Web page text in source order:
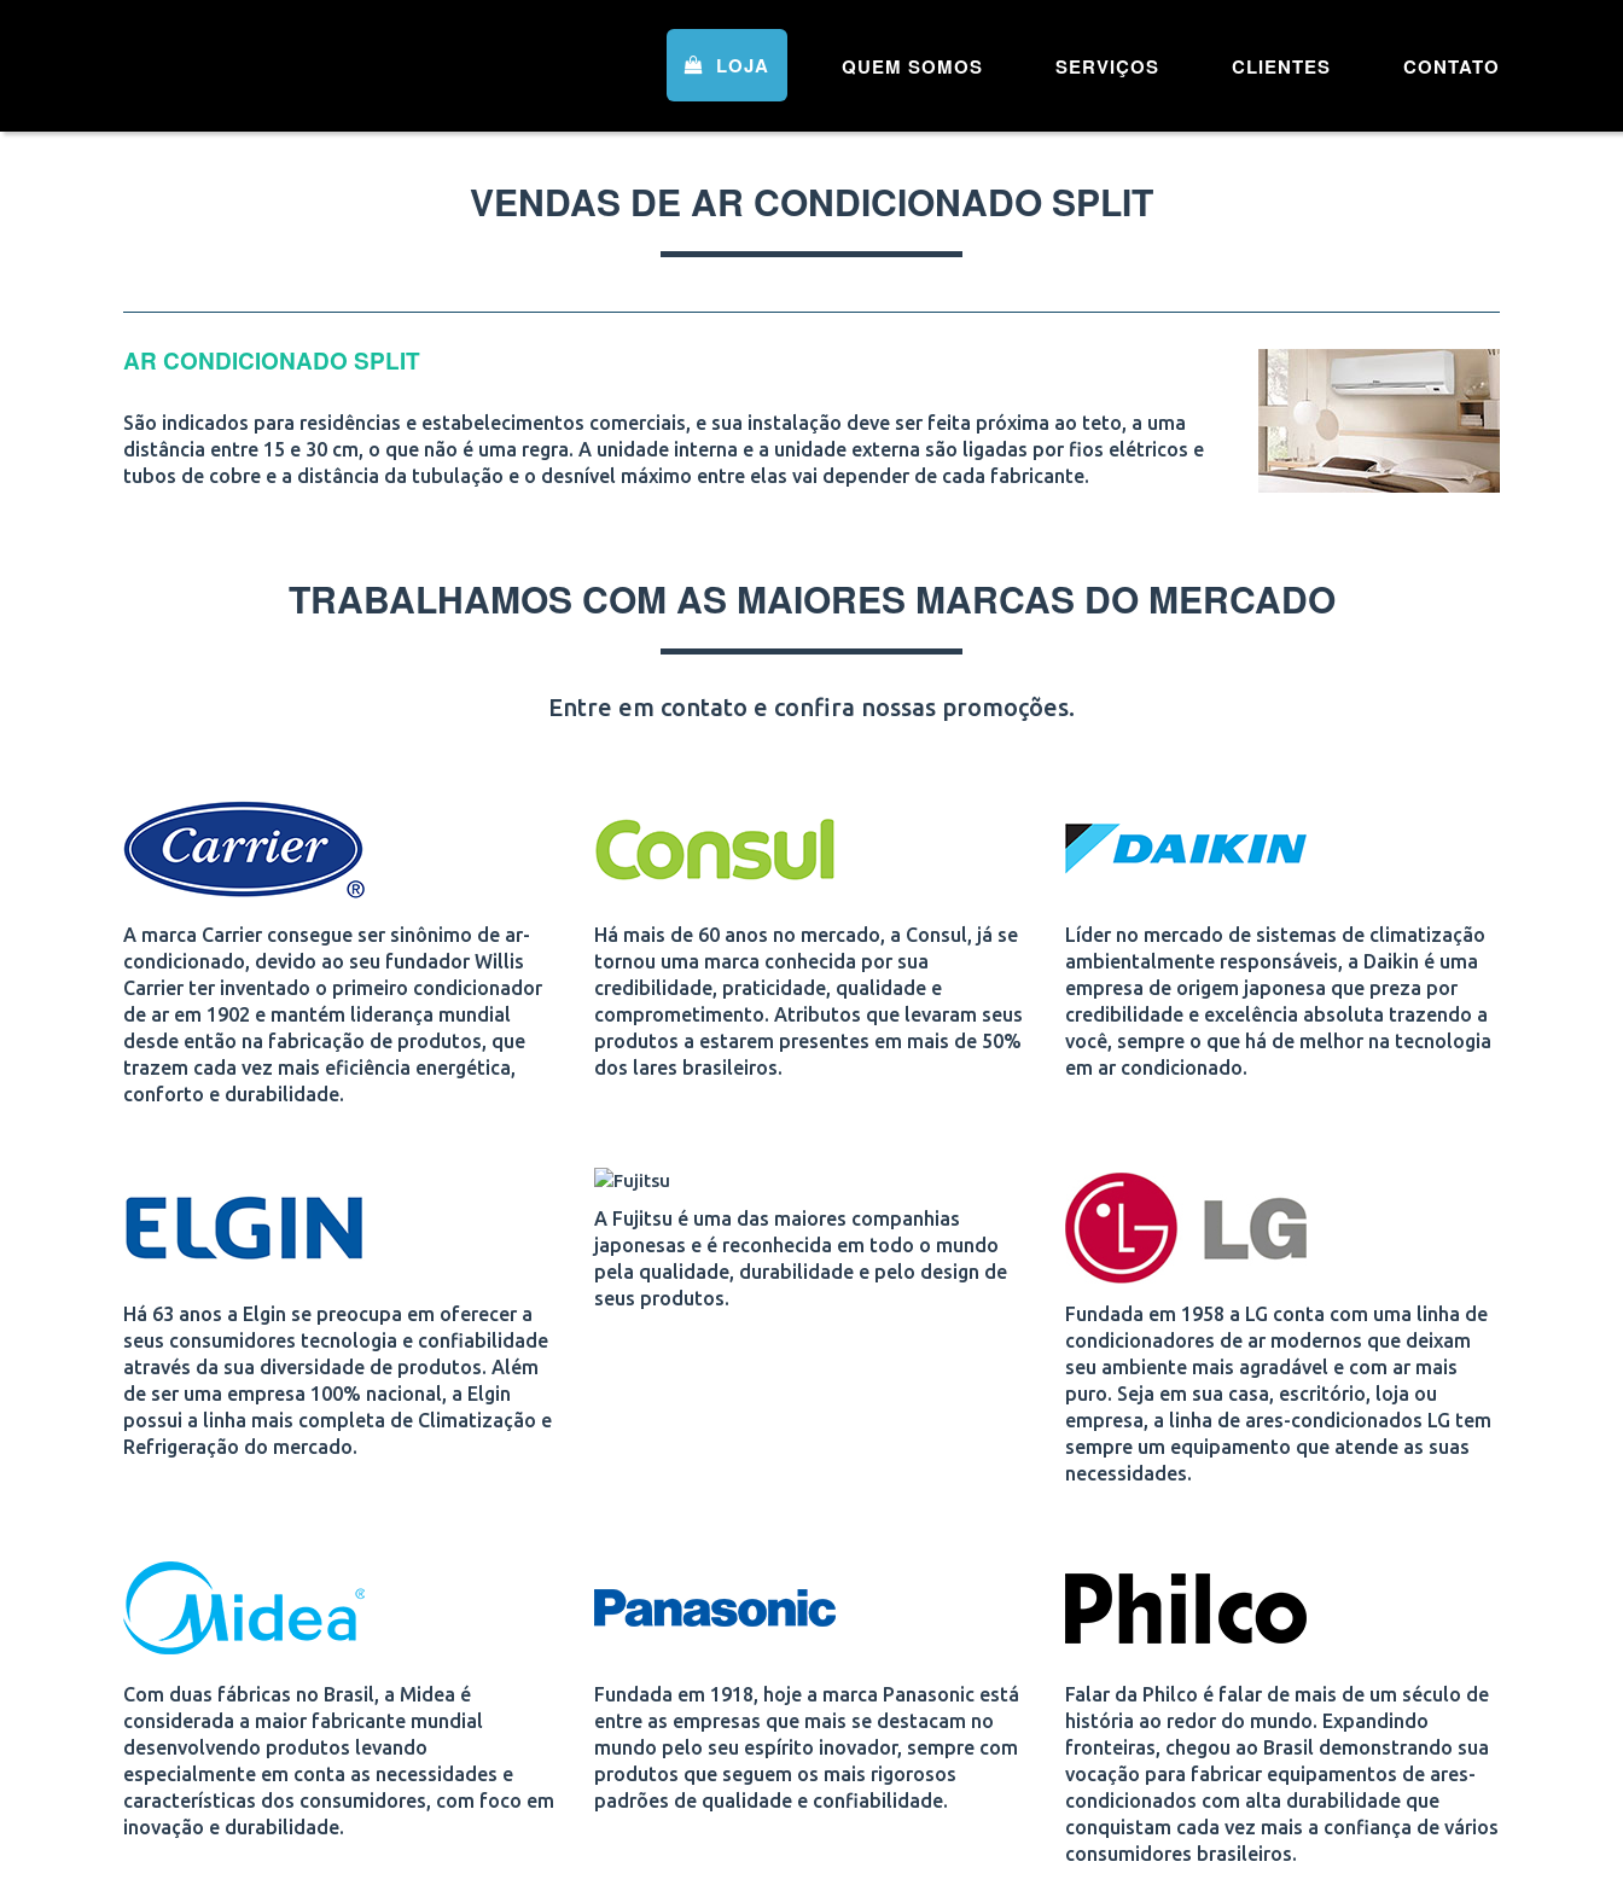
LOJA QUEM SOMOS SERVIÇOS CLIENTES CONTATO
VENDAS DE AR CONDICIONADO SPLIT
AR CONDICIONADO SPLIT
São indicados para residências e estabelecimentos comerciais, e sua instalação deve ser feita próxima ao teto, a uma
distância entre 15 e 30 cm, o que não é uma regra. A unidade interna e a unidade externa são ligadas por fios elétricos e
tubos de cobre e a distância da tubulação e o desnível máximo entre elas vai depender de cada fabricante.
TRABALHAMOS COM AS MAIORES MARCAS DO MERCADO
Entre em contato e confira nossas promoções.
A marca Carrier consegue ser sinônimo de ar-
condicionado, devido ao seu fundador Willis
Carrier ter inventado o primeiro condicionador
de ar em 1902 e mantém liderança mundial
desde então na fabricação de produtos, que
trazem cada vez mais eficiência energética,
conforto e durabilidade.
Há mais de 60 anos no mercado, a Consul, já se
tornou uma marca conhecida por sua
credibilidade, praticidade, qualidade e
comprometimento. Atributos que levaram seus
produtos a estarem presentes em mais de 50%
dos lares brasileiros.
Líder no mercado de sistemas de climatização
ambientalmente responsáveis, a Daikin é uma
empresa de origem japonesa que preza por
credibilidade e excelência absoluta trazendo a
você, sempre o que há de melhor na tecnologia
em ar condicionado.
Há 63 anos a Elgin se preocupa em oferecer a
seus consumidores tecnologia e confiabilidade
através da sua diversidade de produtos. Além
de ser uma empresa 100% nacional, a Elgin
possui a linha mais completa de Climatização e
Refrigeração do mercado.
A Fujitsu é uma das maiores companhias
japonesas e é reconhecida em todo o mundo
pela qualidade, durabilidade e pelo design de
seus produtos.
Fundada em 1958 a LG conta com uma linha de
condicionadores de ar modernos que deixam
seu ambiente mais agradável e com ar mais
puro. Seja em sua casa, escritório, loja ou
empresa, a linha de ares-condicionados LG tem
sempre um equipamento que atende as suas
necessidades.
Com duas fábricas no Brasil, a Midea é
considerada a maior fabricante mundial
desenvolvendo produtos levando
especialmente em conta as necessidades e
características dos consumidores, com foco em
inovação e durabilidade.
Fundada em 1918, hoje a marca Panasonic está
entre as empresas que mais se destacam no
mundo pelo seu espírito inovador, sempre com
produtos que seguem os mais rigorosos
padrões de qualidade e confiabilidade.
Falar da Philco é falar de mais de um século de
história ao redor do mundo. Expandindo
fronteiras, chegou ao Brasil demonstrando sua
vocação para fabricar equipamentos de ares-
condicionados com alta durabilidade que
conquistam cada vez mais a confiança de vários
consumidores brasileiros.